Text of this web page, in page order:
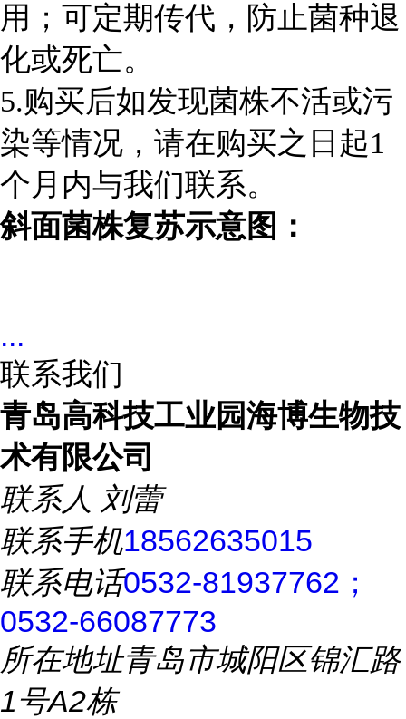
用；可定期传代，防止菌种退
化或死亡。
5.购买后如发现菌株不活或污
染等情况，请在购买之日起1
个月内与我们联系。
斜面菌株复苏示意图：
...
联系我们
青岛高科技工业园海博生物技
术有限公司
联系人 刘蕾
联系手机18562635015
联系电话0532-81937762；
0532-66087773
所在地址青岛市城阳区锦汇路
1号A2栋